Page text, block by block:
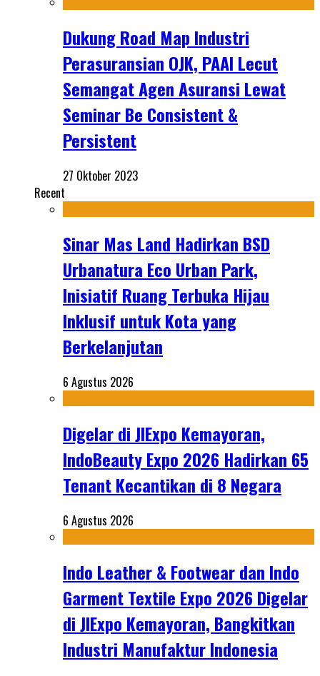
Dukung Road Map Industri
Perasuransian OJK, PAAI Lecut
Semangat Agen Asuransi Lewat
Seminar Be Consistent &
Persistent
27 Oktober 2023
Recent
Sinar Mas Land Hadirkan BSD
Urbanatura Eco Urban Park,
Inisiatif Ruang Terbuka Hijau
Inklusif untuk Kota yang
Berkelanjutan
6 Agustus 2026
Digelar di JIExpo Kemayoran,
IndoBeauty Expo 2026 Hadirkan 65
Tenant Kecantikan di 8 Negara
6 Agustus 2026
Indo Leather & Footwear dan Indo
Garment Textile Expo 2026 Digelar
di JIExpo Kemayoran, Bangkitkan
Industri Manufaktur Indonesia